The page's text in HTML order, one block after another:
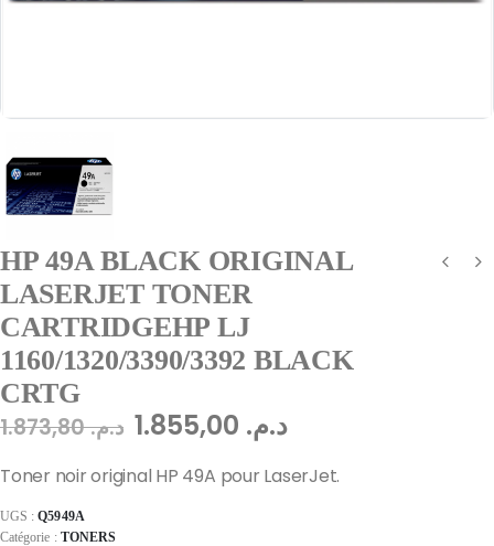
HP 49A BLACK ORIGINAL
LASERJET TONER
CARTRIDGEHP LJ
1160/1320/3390/3392 BLACK
CRTG
د.م.1.873,80 د.م.
Toner noir original HP 49A pour LaserJet.
UGS :Q5949A
Catégorie : TONERS